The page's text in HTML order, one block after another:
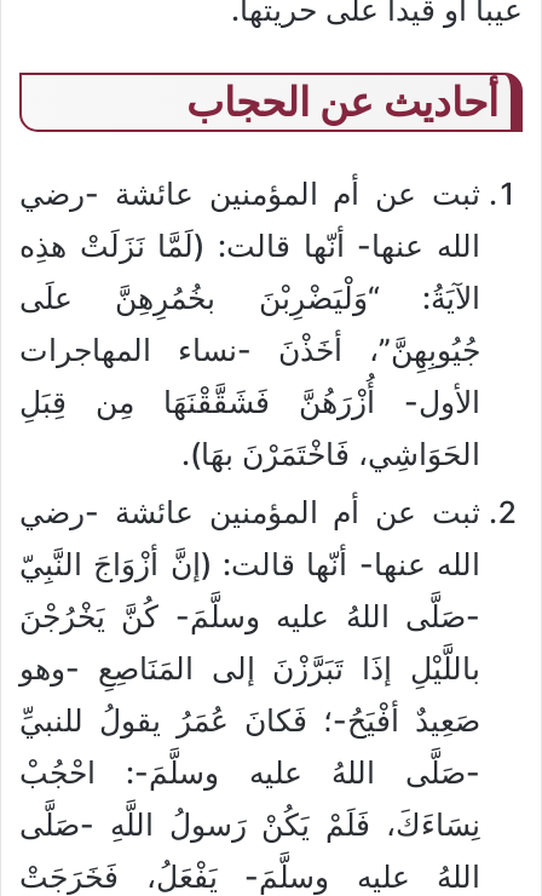
عيباً أو قيداً على حريتها.
أحاديث عن الحجاب
ثبت عن أم المؤمنين عائشة -رضي
الله عنها- أنّها قالت: (لَمَّا نَزَلَتْ هذِه
الآيَةُ: “وَلْيَضْرِبْنَ بخُمُرِهِنَّ علَى
جُيُوبِهِنَّ”، أخَذْنَ -نساء المهاجرات
الأول- أُزْرَهُنَّ فَشَقَّقْنَهَا مِن قِبَلِ
الحَوَاشِي، فَاخْتَمَرْنَ بهَا).
ثبت عن أم المؤمنين عائشة -رضي
الله عنها- أنّها قالت: (إنَّ أزْوَاجَ النَّبِيّ
-صَلَّى اللهُ عليه وسلَّمَ- كُنَّ يَخْرُجْنَ
باللَّيْلِ إذَا تَبَرَّزْنَ إلى المَنَاصِعِ -وهو
صَعِيدٌ أفْيَحُ-؛ فَكانَ عُمَرُ يقولُ للنبيِّ
-صَلَّى اللهُ عليه وسلَّمَ-: احْجُبْ
نِسَاءَكَ، فَلَمْ يَكُنْ رَسولُ اللَّهِ -صَلَّى
اللهُ عليه وسلَّمَ- يَفْعَلُ، فَخَرَجَتْ